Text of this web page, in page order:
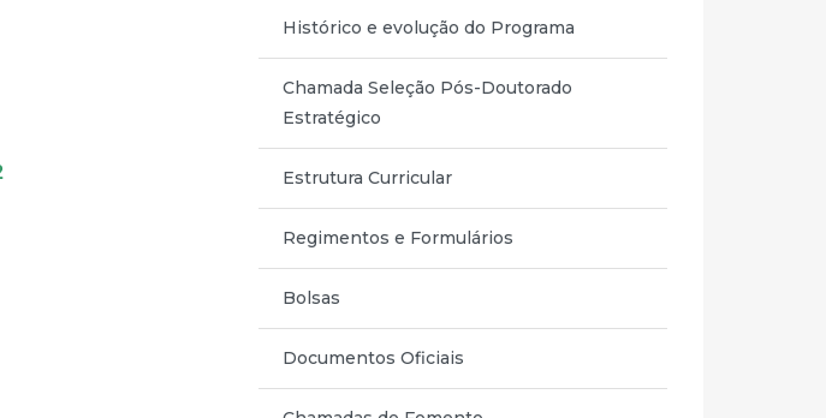
Histórico e evolução do Programa
Chamada Seleção Pós-Doutorado
Estratégico
Estrutura Curricular
Regimentos e Formulários
Bolsas
Documentos Oficiais